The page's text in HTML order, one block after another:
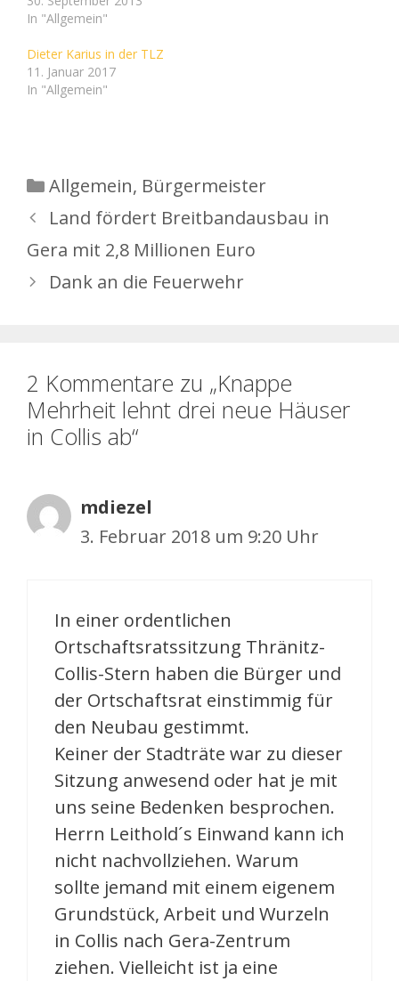
angesprochen Gera. "Es
nehmen es mit." - Das
waren die beiden Sätze,
die die knapp 30
im Gemeindezentrum
Thränitz am meisten
hörten. Gesagt wurden
In "Allgemein"
Dieter Karius in der TLZ
11. Januar 2017
In "Allgemein"
Kategorien
Allgemein, Bürgermeister
Land fördert Breitbandausbau in
Gera mit 2,8 Millionen Euro
Dank an die Feuerwehr
2 Kommentare zu „Knappe
Mehrheit lehnt drei neue Häuser
in Collis ab“
mdiezel
3. Februar 2018 um 9:20 Uhr
In einer ordentlichen
Ortschaftsratssitzung Thränitz-
Collis-Stern haben die Bürger und
der Ortschaftsrat einstimmig für
den Neubau gestimmt.
Keiner der Stadträte war zu dieser
Sitzung anwesend oder hat je mit
uns seine Bedenken besprochen.
Herrn Leithold´s Einwand kann ich
nicht nachvollziehen. Warum
sollte jemand mit einem eigenem
Grundstück, Arbeit und Wurzeln
in Collis nach Gera-Zentrum
ziehen. Vielleicht ist ja eine